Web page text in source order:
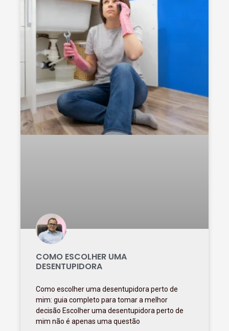
COMO ESCOLHER UMA
DESENTUPIDORA
Como escolher uma desentupidora perto de
mim: guia completo para tomar a melhor
decisão Escolher uma desentupidora perto de
mim não é apenas uma questão